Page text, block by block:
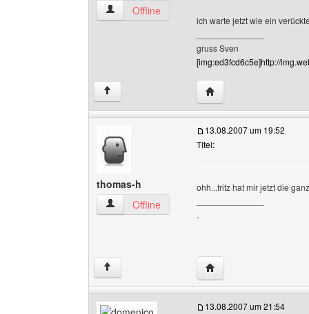
support-online Benutzer-Profile anzeigen
Offline
ich warte jetzt wie ein
gruss Sven
[img:ed3fcd6c5e]http://
↑ Website dieses
thomas-h
thomas-h Benutzer-Profile anzeigen
Offline
13.08.2007 um 19:52
Titel:
ohh...fritz hat mir jetzt die
.
↑ Website dieses
13.08.2007 um 21:54